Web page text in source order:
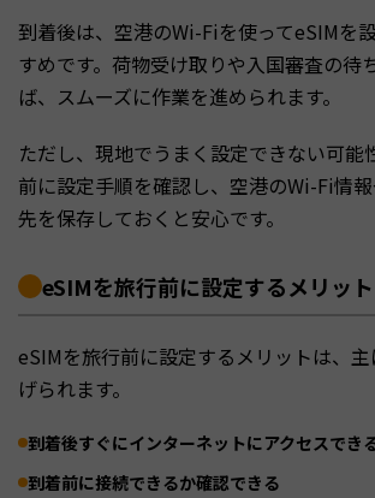
到着後は、空港のWi-Fiを使ってeSIMを
すめです。荷物受け取りや入国審査の待
ば、スムーズに作業を進められます。
ただし、現地でうまく設定できない可能
前に設定手順を確認し、空港のWi-Fi情
先を保存しておくと安心です。
eSIMを旅行前に設定するメリット
eSIMを旅行前に設定するメリットは、
げられます。
到着後すぐにインターネットにアクセスでき
到着前に接続できるか確認できる